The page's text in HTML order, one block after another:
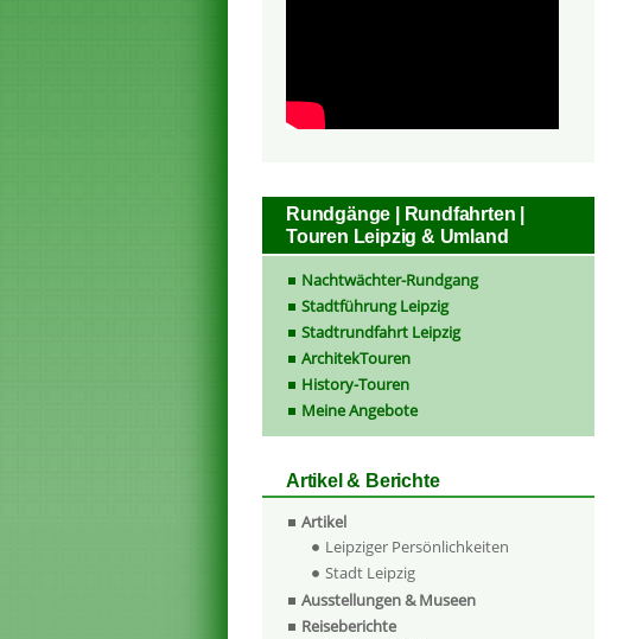
Rundgänge | Rundfahrten |
Touren Leipzig & Umland
Nachtwächter-Rundgang
Stadtführung Leipzig
Stadtrundfahrt Leipzig
ArchitekTouren
History-Touren
Meine Angebote
Artikel & Berichte
Artikel
Leipziger Persönlichkeiten
Stadt Leipzig
Ausstellungen & Museen
Reiseberichte